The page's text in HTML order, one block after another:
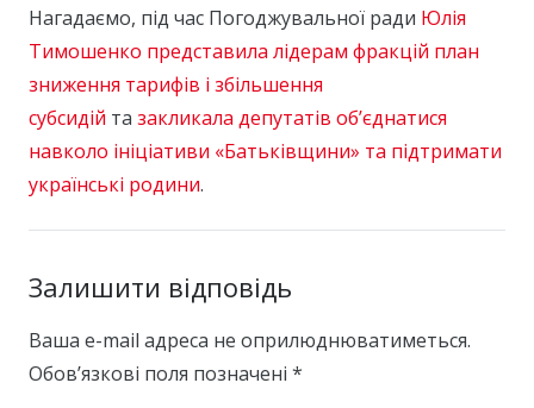
Нагадаємо, під час Погоджувальної ради Юлія
Тимошенко представила лідерам фракцій план
зниження тарифів і збільшення
субсидій та закликала депутатів об’єднатися
навколо ініціативи «Батьківщини» та підтримати
українські родини.
Залишити відповідь
Ваша e-mail адреса не оприлюднюватиметься.
Обов’язкові поля позначені *